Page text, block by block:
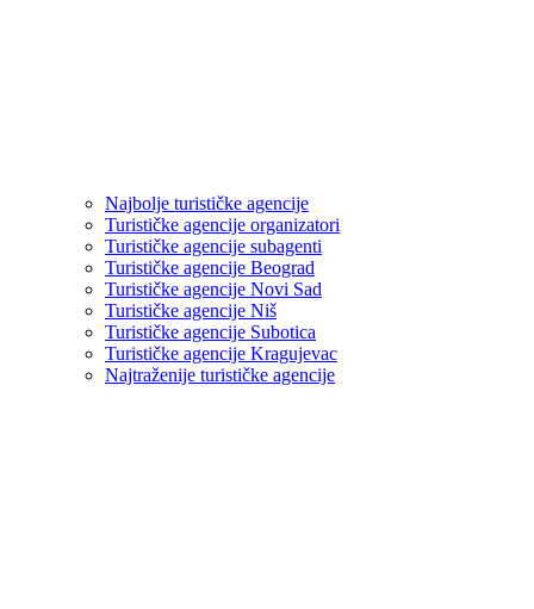
Najbolje turističke agencije
Turističke agencije organizatori
Turističke agencije subagenti
Turističke agencije Beograd
Turističke agencije Novi Sad
Turističke agencije Niš
Turističke agencije Subotica
Turističke agencije Kragujevac
Najtraženije turističke agencije